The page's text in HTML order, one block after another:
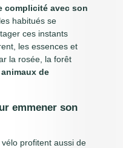
complicité avec son
habitués se
ces instants
les essences et
la rosée, la forêt
animaux de
emmener son
profitent aussi de